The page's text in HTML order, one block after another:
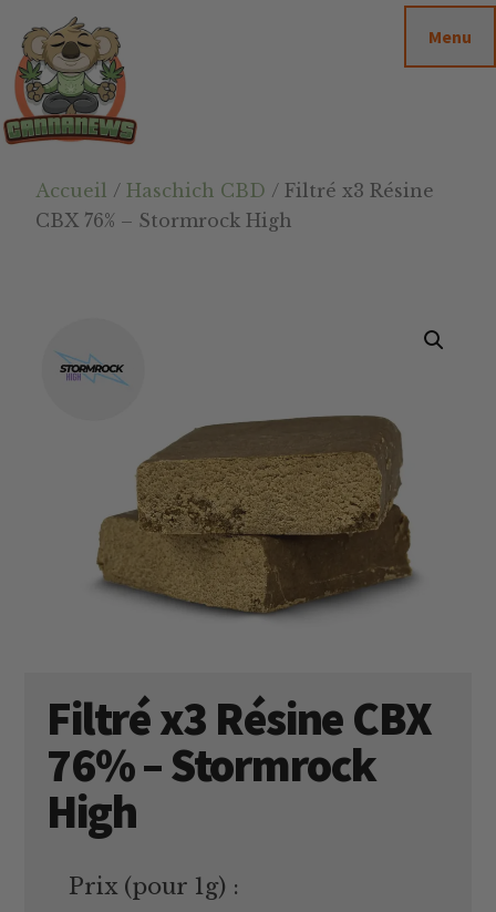
contenu
principal
barre
latérale
principale
footer
Cannanews.fr
Menu
Accueil /Haschich CBD / Filtré x3 Résine
CBX 76% – Stormrock High
Filtré x3 Résine CBX
76% – Stormrock
High
Prix (pour 1g) :